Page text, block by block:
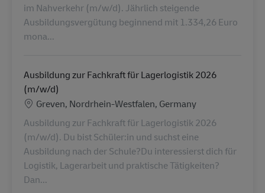
im Nahverkehr (m/w/d). Jährlich steigende
Ausbildungsvergütung beginnend mit 1.334,26 Euro
mona...
Ausbildung zur Fachkraft für Lagerlogistik 2026
(m/w/d)
Standort
Greven, Nordrhein-Westfalen, Germany
Ausbildung zur Fachkraft für Lagerlogistik 2026
(m/w/d). Du bist Schüler:in und suchst eine
Ausbildung nach der Schule?Du interessierst dich für
Logistik, Lagerarbeit und praktische Tätigkeiten?
Dan...